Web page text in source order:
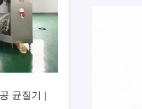
균질기 |